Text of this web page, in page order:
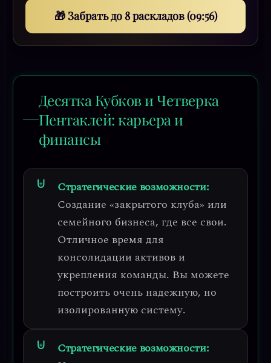
🎁 Забрать до 8 раскладов (09:53)
Десятка Кубков и Четверка
Пентаклей: карьера и
финансы
Стратегические возможности:
Создание «закрытого клуба» или
семейного бизнеса, где все свои.
Отличное время для
консолидации активов и
укрепления команды. Вы можете
построить очень надежную, но
изолированную систему.
Стратегические возможности: